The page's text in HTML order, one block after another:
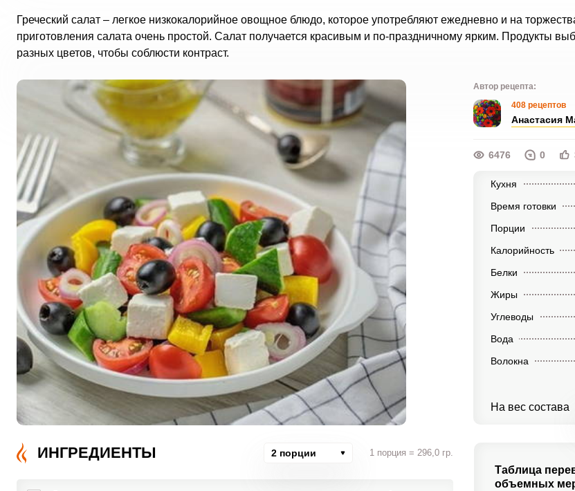
Греческий салат – легкое низкокалорийное овощное блюдо, которое употребляют ежедневно и на
приготовления салата очень простой. Салат получается красивым и по-праздничному ярким. Продукты
разных цветов, чтобы соблюсти контраст.
Автор рецепта:
408 рецептов
Анастасия
6476 0
Кухня
Время готовки
Порции
Калорийность
Белки
Жиры
Углеводы
Вода
Волокна
На вес состава
ИНГРЕДИЕНТЫ 2 порции 1 порция = 296,0 гр.
Таблица
объемных